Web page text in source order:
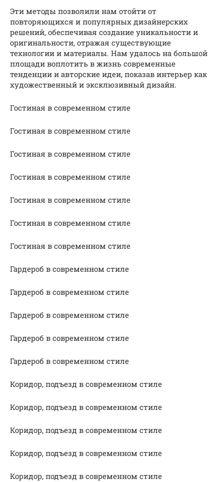
Эти методы позволили нам отойти от
повторяющихся и популярных дизайнерских
решений, обеспечивая создание уникальности и
оригинальности, отражая существующие
технологии и материалы. Нам удалось на большой
площади воплотить в жизнь современные
тенденции и авторские идеи, показав интерьер как
художественный и эксклюзивный дизайн.
Гостиная в современном стиле
Гостиная в современном стиле
Гостиная в современном стиле
Гостиная в современном стиле
Гостиная в современном стиле
Гостиная в современном стиле
Гостиная в современном стиле
Гардероб в современном стиле
Гардероб в современном стиле
Гардероб в современном стиле
Гардероб в современном стиле
Гардероб в современном стиле
Коридор, подъезд в современном стиле
Коридор, подъезд в современном стиле
Коридор, подъезд в современном стиле
Коридор, подъезд в современном стиле
Коридор, подъезд в современном стиле